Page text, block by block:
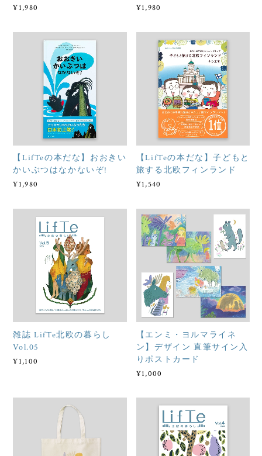
¥1,980 ¥1,980
【LifTeの本だな】おおきい
かいぶつはなかないぞ!
¥1,980
【LifTeの本だな】子どもと
旅する北欧フィンランド
¥1,540
雑誌 LifTe北欧の暮らし
Vol.05
¥1,100
【エンミ・ヨルマライネ
ン】デザイン 直筆サイン入
りポストカード
¥1,000